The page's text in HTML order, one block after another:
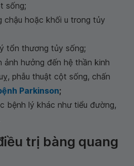
sống;
chậu hoặc khối u trong tủy
tổn thương tủy sống;
ảnh hưởng đến hệ thần kinh
phẫu thuật cột sống, chấn
Parkinson;
bệnh lý khác như tiểu đường,
trị bàng quang